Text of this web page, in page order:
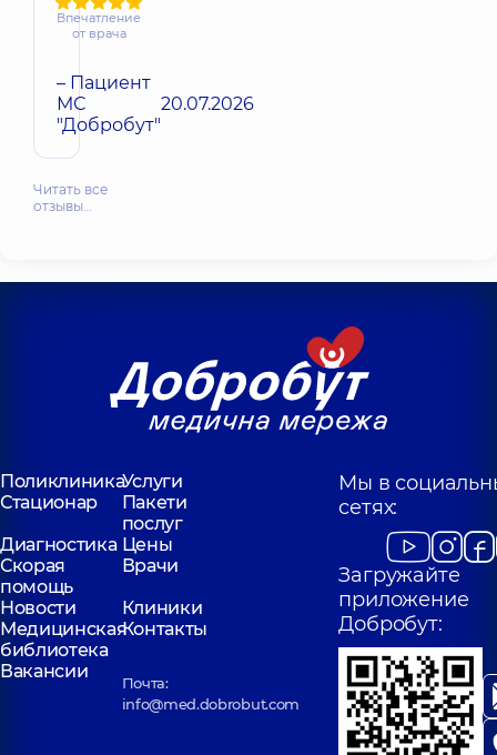
Впечатление
от врача
– Пациент
МС
"Добробут"
20.07.2026
Читать все
отзывы…
ПоликлиникаУслуги
Стационар
Пакети
послуг
Диагностика Цены
Скорая
помощь
Врачи
Новости
Клиники
Медицинская
библиотека
Контакты
Вакансии
Почта:
info@med.dobrobut.com
Мы в
сетях:
Загружайте
приложение
Добробут: